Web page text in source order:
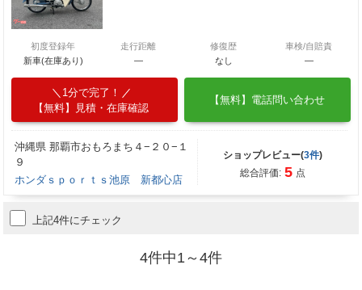
初度登録年
新車(在庫あり)
走行距離
―
修復歴
なし
車検/自賠責
―
1分で完了！
【無料】見積・在庫確認
【無料】電話問い合わせ
沖縄県 那覇市おもろまち４−２０−１
９
ホンダｓｐｏｒｔｓ池原 新都心店
ショップレビュー(3件)
総合評価: 5 点
上記4件にチェック
4件中1～4件